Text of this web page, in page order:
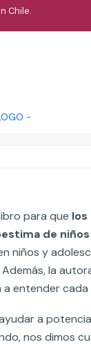
-
Chile.
corazón
para que los
de niños
niños y
la
entender
a
nos dimos